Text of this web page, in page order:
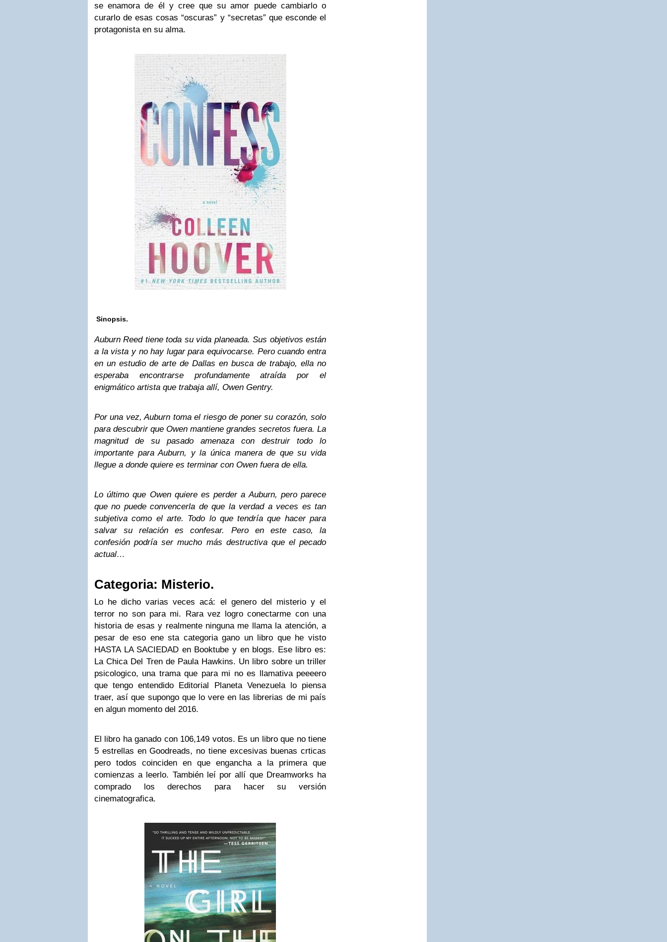
se enamora de él y cree que su amor puede cambiarlo o
curarlo de esas cosas “oscuras” y “secretas” que esconde el
protagonista en su alma.
Sinopsis.
Auburn Reed tiene toda su vida planeada. Sus objetivos están
a la vista y no hay lugar para equivocarse. Pero cuando entra
en un estudio de arte de Dallas en busca de trabajo, ella no
esperaba encontrarse profundamente atraída por el
enigmático artista que trabaja allí, Owen Gentry.
Por una vez, Auburn toma el riesgo de poner su corazón, solo
para descubrir que Owen mantiene grandes secretos fuera. La
magnitud de su pasado amenaza con destruir todo lo
importante para Auburn, y la única manera de que su vida
llegue a donde quiere es terminar con Owen fuera de ella.
Lo último que Owen quiere es perder a Auburn, pero parece
que no puede convencerla de que la verdad a veces es tan
subjetiva como el arte. Todo lo que tendría que hacer para
salvar su relación es confesar. Pero en este caso, la
confesión podría ser mucho más destructiva que el pecado
actual…
Categoria: Misterio.
Lo he dicho varias veces acá: el genero del misterio y el
terror no son para mi. Rara vez logro conectarme con una
historia de esas y realmente ninguna me llama la atención, a
pesar de eso ene sta categoria gano un libro que he visto
HASTA LA SACIEDAD en Booktube y en blogs. Ese libro es:
La Chica Del Tren de Paula Hawkins. Un libro sobre un triller
psicologico, una trama que para mi no es llamativa peeeero
que tengo entendido Editorial Planeta Venezuela lo piensa
traer, así que supongo que lo vere en las librerias de mi país
en algun momento del 2016.
El libro ha ganado con 106,149 votos. Es un libro que no tiene
5 estrellas en Goodreads, no tiene excesivas buenas crticas
pero todos coinciden en que engancha a la primera que
comienzas a leerlo. También leí por allí que Dreamworks ha
comprado los derechos para hacer su versión
cinematografica.